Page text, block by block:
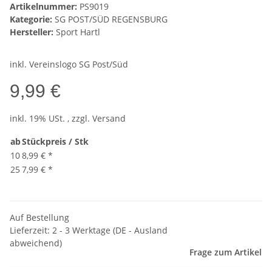
Artikelnummer: PS9019
Kategorie: SG POST/SÜD REGENSBURG
Hersteller: Sport Hartl
inkl. Vereinslogo SG Post/Süd
9,99 €
inkl. 19% USt. , zzgl. Versand
abStückpreis / Stk
108,99 € *
25 7,99 € *
Auf Bestellung
Lieferzeit: 2 - 3 Werktage (DE - Ausland
abweichend)
Frage zum Artikel